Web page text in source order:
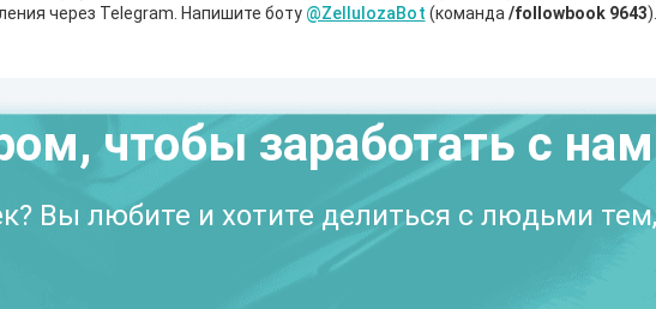
через Telegram. Напишите боту @ZellulozaBot (команда /followbook 9643).
чтобы заработать с
Вы любите и хотите делиться с людьми